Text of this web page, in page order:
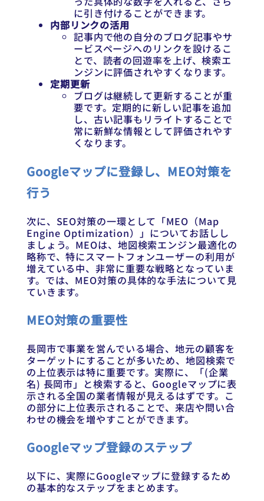
に引き付けることができます。
内部リンクの活用
記事内で他の自分のブログ記事やサ
ービスページへのリンクを設けるこ
とで、読者の回遊率を上げ、検索エ
ンジンに評価されやすくなります。
定期更新
ブログは継続して更新することが重
要です。定期的に新しい記事を追加
し、古い記事もリライトすることで
常に新鮮な情報として評価されやす
くなります。
Googleマップに登録し、MEO対策を
行う
次に、SEO対策の一環として「MEO（Map
Engine Optimization）」についてお話しし
ましょう。MEOは、地図検索エンジン最適化の
略称で、特にスマートフォンユーザーの利用が
増えている中、非常に重要な戦略となっていま
す。では、MEO対策の具体的な手法について見
ていきます。
MEO対策の重要性
長岡市で事業を営んでいる場合、地元の顧客を
ターゲットにすることが多いため、地図検索で
の上位表示は特に重要です。実際に、「(企業
名) 長岡市」と検索すると、Googleマップに表
示される全国の業者情報が見えるはずです。こ
の部分に上位表示されることで、来店や問い合
わせの機会を増やすことができます。
Googleマップ登録のステップ
以下に、実際にGoogleマップに登録するため
の基本的なステップをまとめます。